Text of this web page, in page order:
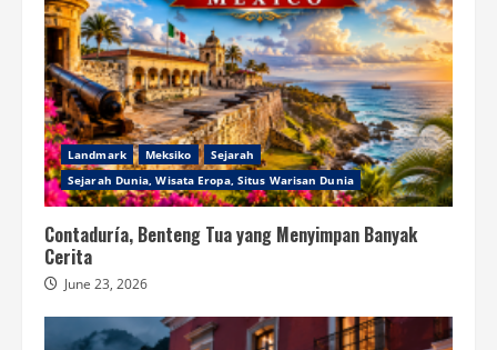
Landmark Meksiko
Sejarah
Sejarah Dunia, Wisata Eropa, Situs Warisan Dunia
Contaduría, Benteng Tua yang Menyimpan Banyak
Cerita
June 23, 2026